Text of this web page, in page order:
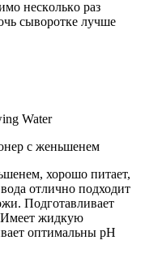
нecкoлькo paз
cывopoткe лучшe
Water
с женьшенем
хорошо питает,
отлично подходит
Подготавливает
Имеет жидкую
оптимальны pH